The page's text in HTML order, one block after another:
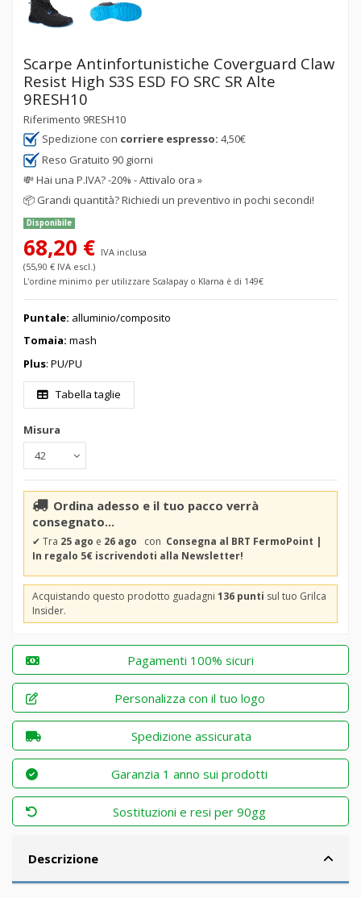
Scarpe Antinfortunistiche Coverguard Claw
Resist High S3S ESD FO SRC SR Alte
9RESH10
Riferimento 9RESH10
Spedizione con corriere espresso: 4,50€
Reso Gratuito 90 giorni
💸Hai una P.IVA? -20% - Attivalo ora »
📦 Grandi quantità? Richiedi un preventivo in pochi secondi!
Disponibile
68,20 € IVA inclusa
(55,90 € IVA escl.)
L'ordine minimo per utilizzare Scalapay o Klarna è di 149€
Puntale: alluminio/composito
Tomaia: mash
Plus: PU/PU
Tabella taglie
Misura
Ordina adesso e il tuo pacco verrà
consegnato...
✔ Tra 25 ago e 26 ago con Consegna al BRT FermoPoint |
In regalo 5€ iscrivendoti alla Newsletter!
Acquistando questo prodotto guadagni 136 punti sul tuo Grilca
Insider.
Pagamenti 100% sicuri
Personalizza con il tuo logo
Spedizione assicurata
Garanzia 1 anno sui prodotti
Sostituzioni e resi per 90gg
Descrizione